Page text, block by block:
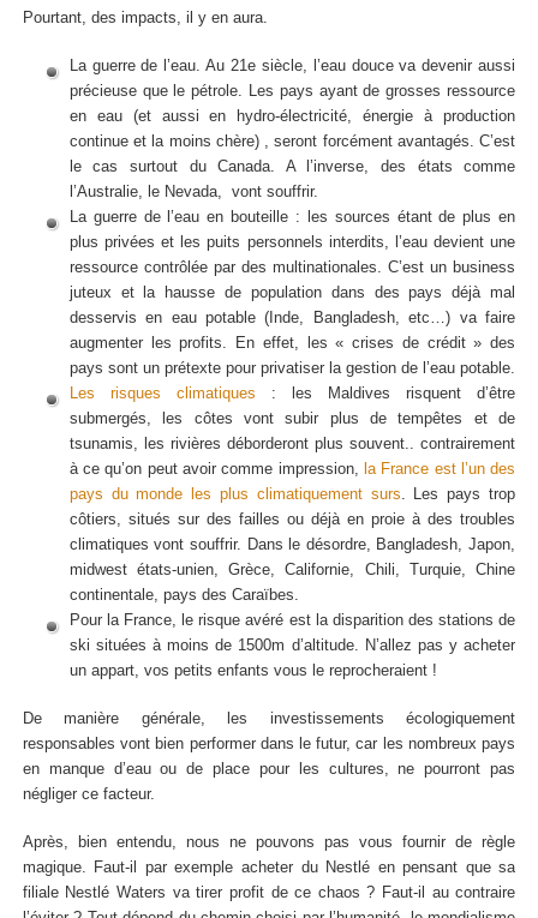
Pourtant, des impacts, il y en aura.
La guerre de l’eau. Au 21e siècle, l’eau douce va devenir aussi
précieuse que le pétrole. Les pays ayant de grosses ressource
en eau (et aussi en hydro-électricité, énergie à production
continue et la moins chère) , seront forcément avantagés. C’est
le cas surtout du Canada. A l’inverse, des états comme
l’Australie, le Nevada, vont souffrir.
La guerre de l’eau en bouteille : les sources étant de plus en
plus privées et les puits personnels interdits, l’eau devient une
ressource contrôlée par des multinationales. C’est un business
juteux et la hausse de population dans des pays déjà mal
desservis en eau potable (Inde, Bangladesh, etc…) va faire
augmenter les profits. En effet, les « crises de crédit » des
pays sont un prétexte pour privatiser la gestion de l’eau potable.
Les risques climatiques : les Maldives risquent d’être
submergés, les côtes vont subir plus de tempêtes et de
tsunamis, les rivières déborderont plus souvent.. contrairement
à ce qu’on peut avoir comme impression, la France est l’un des
pays du monde les plus climatiquement surs. Les pays trop
côtiers, situés sur des failles ou déjà en proie à des troubles
climatiques vont souffrir. Dans le désordre, Bangladesh, Japon,
midwest états-unien, Grèce, Californie, Chili, Turquie, Chine
continentale, pays des Caraïbes.
Pour la France, le risque avéré est la disparition des stations de
ski situées à moins de 1500m d’altitude. N’allez pas y acheter
un appart, vos petits enfants vous le reprocheraient !
De manière générale, les investissements écologiquement
responsables vont bien performer dans le futur, car les nombreux pays
en manque d’eau ou de place pour les cultures, ne pourront pas
négliger ce facteur.
Après, bien entendu, nous ne pouvons pas vous fournir de règle
magique. Faut-il par exemple acheter du Nestlé en pensant que sa
filiale Nestlé Waters va tirer profit de ce chaos ? Faut-il au contraire